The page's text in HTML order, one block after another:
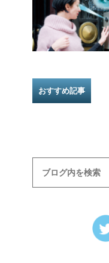
おすすめ記事